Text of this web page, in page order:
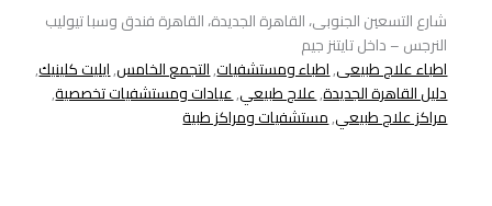
شارع التسعين الجنوبى، القاهرة الجديدة، القاهرة فندق وسبا تيوليب
النرجس – داخل تايتنز جيم
اطباء علاج طبيعى,اطباء ومستشفيات,التجمع الخامس,ايليت كلينيك,
دليل القاهرة الجديدة,علاج طبيعي,عيادات ومستشفيات تخصصية,
مراكز علاج طبيعي,مستشفيات ومراكز طبية